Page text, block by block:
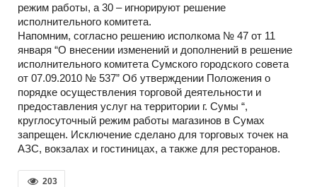
режим работы, а 30 – игнорируют решение
исполнительного комитета.
Напомним, согласно решению исполкома № 47 от 11
января “О внесении изменений и дополнений в решение
исполнительного комитета Сумского городского совета
от 07.09.2010 № 537” Об утверждении Положения о
порядке осуществления торговой деятельности и
предоставления услуг на территории г. Сумы “,
круглосуточный режим работы магазинов в Сумах
запрещен. Исключение сделано для торговых точек на
АЗС, вокзалах и гостиницах, а также для ресторанов.
203